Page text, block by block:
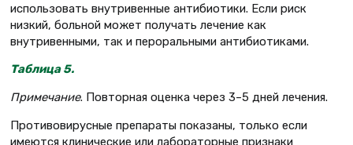
использовать внутривенные антибиотики. Если риск
низкий, больной может получать лечение как
внутривенными, так и пероральными антибиотиками.
Таблица 5.
Примечание. Повторная оценка через 3–5 дней лечения.
Противовирусные препараты показаны, только если
имеются клинические или лабораторные признаки